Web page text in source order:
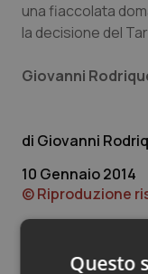
Psoriasi &
Quotidiano
Quotidiano
una fiaccolata
la decisione del
Giovanni
Giovanni
10 Gennaio 2014
© Riproduzione
Questo